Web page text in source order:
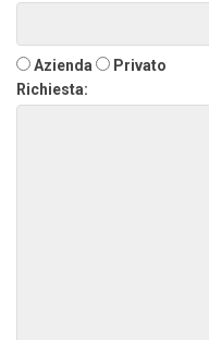
Azienda
Privato
Richiesta: